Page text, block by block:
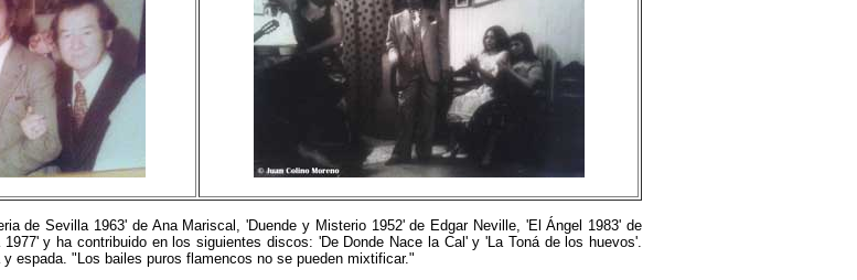
de Sevilla 1963' de Ana Mariscal, 'Duende y Misterio 1952' de Edgar Neville, 'El Ángel 1983' de
y ha contribuido en los siguientes discos: 'De Donde Nace la Cal' y 'La Toná de los huevos'.
espada. "Los bailes puros flamencos no se pueden mixtificar."